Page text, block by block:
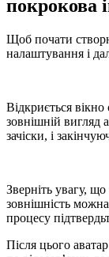
покрокова
Щоб почати
налаштування і
Відкриється
зовнішній вигляд
зачіски, і
Зверніть увагу,
зовнішність
процесу
Після цього